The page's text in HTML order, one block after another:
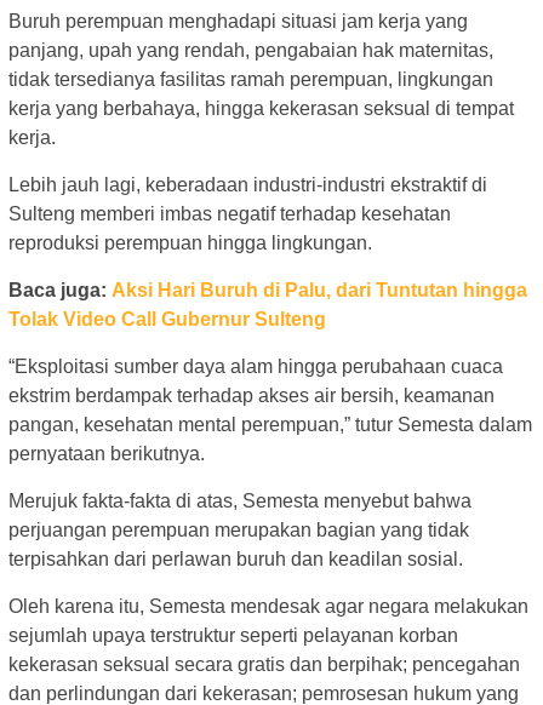
Buruh perempuan menghadapi situasi jam kerja yang
panjang, upah yang rendah, pengabaian hak maternitas,
tidak tersedianya fasilitas ramah perempuan, lingkungan
kerja yang berbahaya, hingga kekerasan seksual di tempat
kerja.
Lebih jauh lagi, keberadaan industri-industri ekstraktif di
Sulteng memberi imbas negatif terhadap kesehatan
reproduksi perempuan hingga lingkungan.
Baca juga: Aksi Hari Buruh di Palu, dari Tuntutan hingga
Tolak Video Call Gubernur Sulteng
“Eksploitasi sumber daya alam hingga perubahaan cuaca
ekstrim berdampak terhadap akses air bersih, keamanan
pangan, kesehatan mental perempuan,” tutur Semesta dalam
pernyataan berikutnya.
Merujuk fakta-fakta di atas, Semesta menyebut bahwa
perjuangan perempuan merupakan bagian yang tidak
terpisahkan dari perlawan buruh dan keadilan sosial.
Oleh karena itu, Semesta mendesak agar negara melakukan
sejumlah upaya terstruktur seperti pelayanan korban
kekerasan seksual secara gratis dan berpihak; pencegahan
dan perlindungan dari kekerasan; pemrosesan hukum yang